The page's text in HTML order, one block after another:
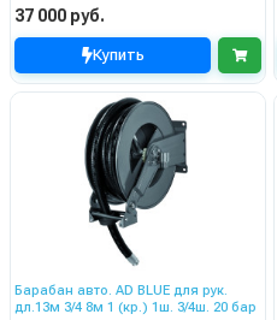
37 000 руб.
Купить
Барабан авто. AD BLUE для рук.
дл.13м 3/4 8м 1 (кр.) 1ш. 3/4ш. 20 бар